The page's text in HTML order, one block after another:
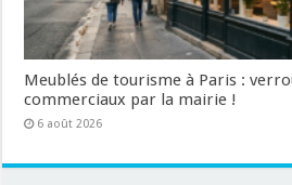
Meublés de tourisme à Paris :
commerciaux par la mairie !
6 août 2026